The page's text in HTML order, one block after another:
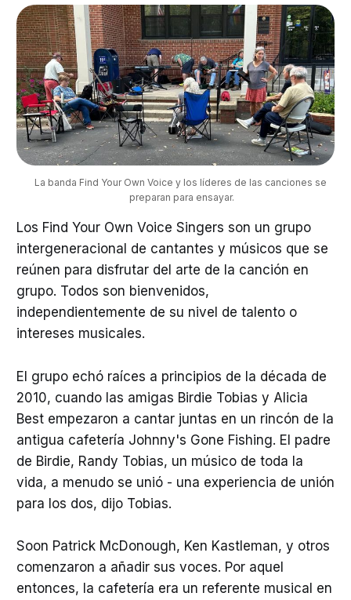
La banda Find Your Own Voice y los líderes de las canciones se
preparan para ensayar.
Los Find Your Own Voice Singers son un grupo
intergeneracional de cantantes y músicos que se
reúnen para disfrutar del arte de la canción en
grupo. Todos son bienvenidos,
independientemente de su nivel de talento o
intereses musicales.
El grupo echó raíces a principios de la década de
2010, cuando las amigas Birdie Tobias y Alicia
Best empezaron a cantar juntas en un rincón de la
antigua cafetería Johnny's Gone Fishing. El padre
de Birdie, Randy Tobias, un músico de toda la
vida, a menudo se unió - una experiencia de unión
para los dos, dijo Tobias.
Soon Patrick McDonough, Ken Kastleman, y otros
comenzaron a añadir sus voces. Por aquel
entonces, la cafetería era un referente musical en